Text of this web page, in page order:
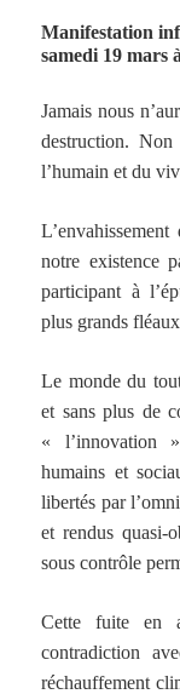
Manifestation
samedi 19 mars
Jamais nous
destruction.
l’humain et du
notre existence
participant à
plus grands
Le monde du
et sans plus de
« l’innovation
humains et
libertés par
et rendus quasi-
sous contrôle
Cette fuite en
contradiction
réchauffement